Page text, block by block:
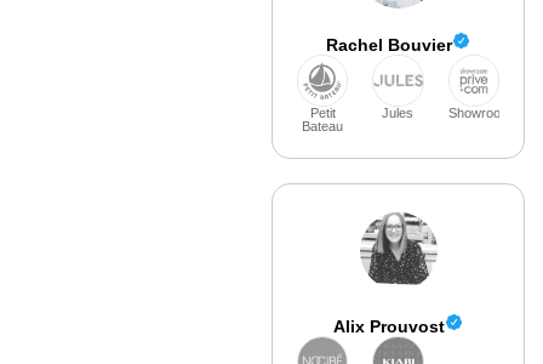
Rachel Bouvier
Petit
Bateau
Jules Showroomprivé
Alix Prouvost